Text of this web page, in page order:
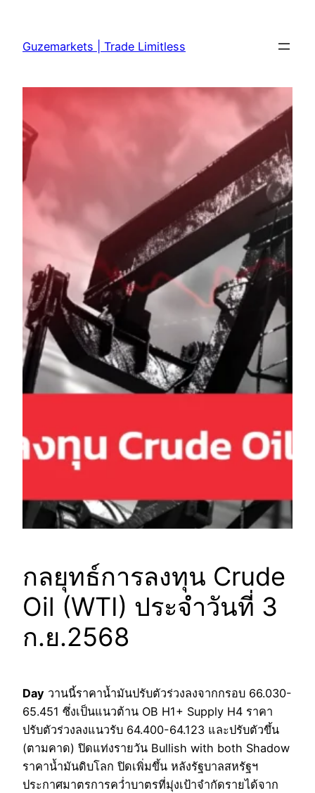
content
Guzemarkets | Trade Limitless
กลยุทธ์การลงทุน Crude
Oil (WTI) ประจำวันที่ 3
ก.ย.2568
Day วานนี้ราคาน้ำมันปรับตัวร่วงลงจากกรอบ 66.030-
65.451 ซึ่งเป็นแนวต้าน OB H1+ Supply H4 ราคา
ปรับตัวร่วงลงแนวรับ 64.400-64.123 และปรับตัวขึ้น
(ตามคาด) ปิดแท่งรายวัน Bullish with both Shadow
ราคาน้ำมันดิบโลก ปิดเพิ่มขึ้น หลังรัฐบาลสหรัฐฯ
ประกาศมาตรการคว่ำบาตรที่มุ่งเป้าจำกัดรายได้จาก